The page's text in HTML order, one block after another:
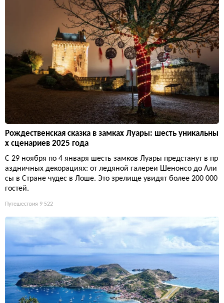
Рождественская сказка в замках Луары: шесть уникальны
х сценариев 2025 года
С 29 ноября по 4 января шесть замков Луары предстанут в пр
аздничных декорациях: от ледяной галереи Шенонсо до Али
сы в Стране чудес в Лоше. Это зрелище увидят более 200 000
гостей.
Путешествия 9 522